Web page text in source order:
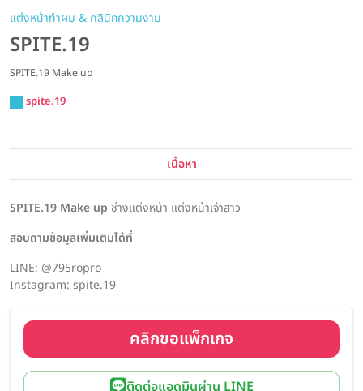
แต่งหน้าทำผม & คลินิกความงาม
SPITE.19
SPITE.19 Make up
spite.19
เนื้อหา
SPITE.19 Make up ช่างแต่งหน้า แต่งหน้าเจ้าสาว
สอบถามข้อมูลเพิ่มเติมได้ที่
LINE: @795ropro
Instagram: spite.19
คลิกขอแพ็กเกจ
ติดต่อแอดมินผ่าน LINE